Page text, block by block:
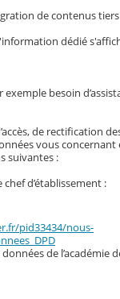
de contenus
dédié
besoin
de rectification
vous concernant
suivantes :
d’établissement :
pid33434/nous-
de l’académie